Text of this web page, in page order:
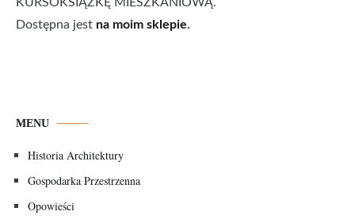
KURSOKSIĄŻKĘ MIESZKANIOWĄ.
Dostępna jest na moim sklepie.
MENU
Historia Architektury
Gospodarka Przestrzenna
Opowieści